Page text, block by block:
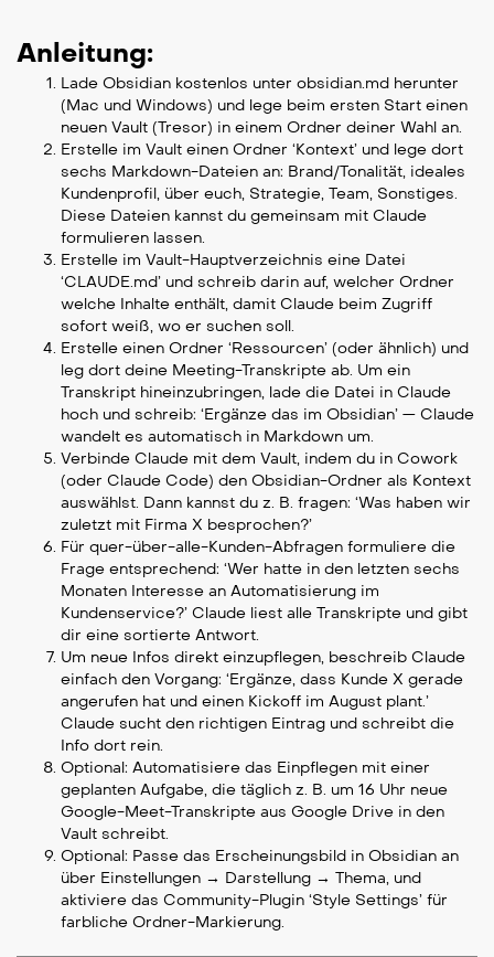
Anleitung:
Lade Obsidian kostenlos unter obsidian.md herunter
(Mac und Windows) und lege beim ersten Start einen
neuen Vault (Tresor) in einem Ordner deiner Wahl an.
Erstelle im Vault einen Ordner ‘Kontext’ und lege dort
sechs Markdown-Dateien an: Brand/Tonalität, ideales
Kundenprofil, über euch, Strategie, Team, Sonstiges.
Diese Dateien kannst du gemeinsam mit Claude
formulieren lassen.
Erstelle im Vault-Hauptverzeichnis eine Datei
‘CLAUDE.md’ und schreib darin auf, welcher Ordner
welche Inhalte enthält, damit Claude beim Zugriff
sofort weiß, wo er suchen soll.
Erstelle einen Ordner ‘Ressourcen’ (oder ähnlich) und
leg dort deine Meeting-Transkripte ab. Um ein
Transkript hineinzubringen, lade die Datei in Claude
hoch und schreib: ‘Ergänze das im Obsidian’ — Claude
wandelt es automatisch in Markdown um.
Verbinde Claude mit dem Vault, indem du in Cowork
(oder Claude Code) den Obsidian-Ordner als Kontext
auswählst. Dann kannst du z. B. fragen: ‘Was haben wir
zuletzt mit Firma X besprochen?’
Für quer-über-alle-Kunden-Abfragen formuliere die
Frage entsprechend: ‘Wer hatte in den letzten sechs
Monaten Interesse an Automatisierung im
Kundenservice?’ Claude liest alle Transkripte und gibt
dir eine sortierte Antwort.
Um neue Infos direkt einzupflegen, beschreib Claude
einfach den Vorgang: ‘Ergänze, dass Kunde X gerade
angerufen hat und einen Kickoff im August plant.’
Claude sucht den richtigen Eintrag und schreibt die
Info dort rein.
Optional: Automatisiere das Einpflegen mit einer
geplanten Aufgabe, die täglich z. B. um 16 Uhr neue
Google-Meet-Transkripte aus Google Drive in den
Vault schreibt.
Optional: Passe das Erscheinungsbild in Obsidian an
über Einstellungen → Darstellung → Thema, und
aktiviere das Community-Plugin ‘Style Settings’ für
farbliche Ordner-Markierung.